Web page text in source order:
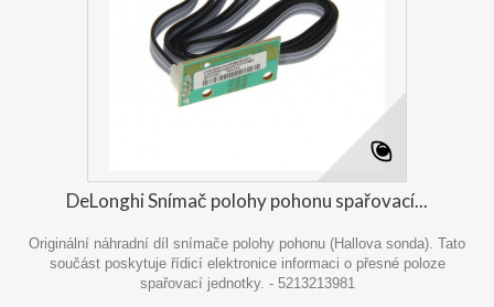
DeLonghi Snímač polohy pohonu spařovací...
Originální náhradní díl snímače polohy pohonu (Hallova sonda). Tato
součást poskytuje řídicí elektronice informaci o přesné poloze
spařovací jednotky. - 5213213981